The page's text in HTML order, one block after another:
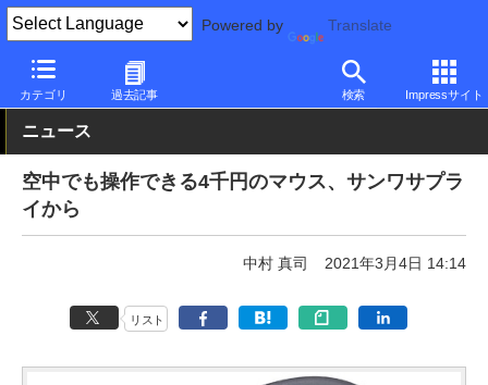
Powered by Translate
カテゴリ 過去記事 検索 Impressサイト
PC Watch 半導体/周辺機器 Bluetooth
ニュース
空中でも操作できる4千円のマウス、サンワサプラ
イから
中村 真司 2021年3月4日 14:14
リスト